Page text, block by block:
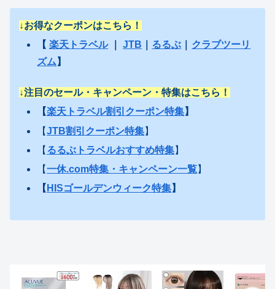
↓お得なクーポンはこちら！
【楽天トラベル｜JTB るるぶ
クラブツーリ
ズム 】
↓注目のセール・キャンペーン・特集はこちら！
【楽天トラベル割引クーポン特集】
【JTB割引クーポン特集】
【 るるぶトラベルおすすめ特集】
【一休.com特集・キャンペーン一覧】
【 HISゴールデンウィーク特集】